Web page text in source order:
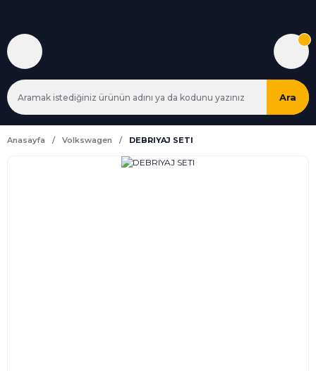
Ara
Anasayfa Volkswagen DEBRIYAJ SETI